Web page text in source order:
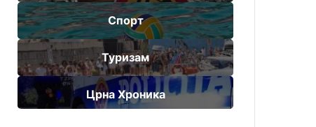
Спорт
Туризам
Црна Хроника